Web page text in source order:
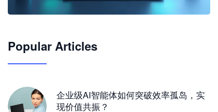
JimoClaw 桌面 AI Agent 工作台
Popular Articles
企业级AI智能体如何突破效率孤岛，实
现价值共振？